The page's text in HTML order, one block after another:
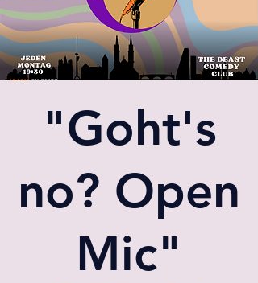
"Goht's
no? Open
Mic"